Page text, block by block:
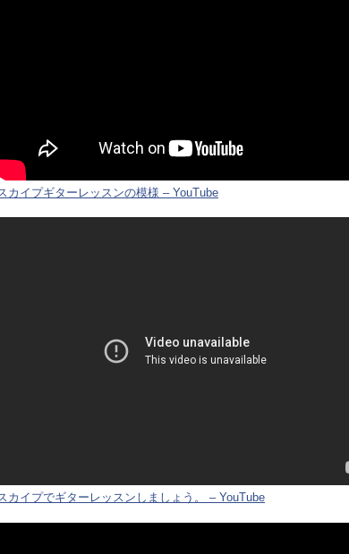
カイプギターレッスンの模様 – YouTube
カイプでギターレッスンしましょう。 – YouTube